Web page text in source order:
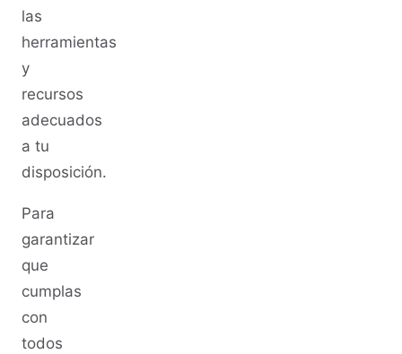
las
herramientas
y
recursos
adecuados
a tu
disposición.
Para
garantizar
que
cumplas
con
todos